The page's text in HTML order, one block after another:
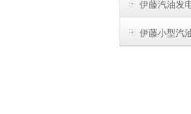
伊藤汽油发
伊藤小型汽